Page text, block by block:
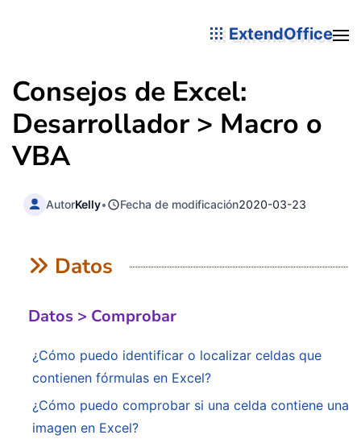
ExtendOffice
Consejos de Excel:
Desarrollador > Macro o
VBA
AutorKelly• Fecha de modificación2020-03-23
Datos
Datos > Comprobar
¿Cómo puedo identificar o localizar celdas que
contienen fórmulas en Excel?
¿Cómo puedo comprobar si una celda contiene una
imagen en Excel?